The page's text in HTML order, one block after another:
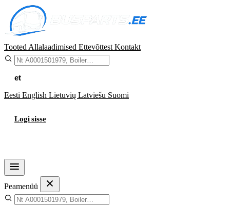
Tooted Allalaadimised Ettevõttest Kontakt
et
Eesti English Lietuvių Latviešu Suomi
Logi sisse
Peamenüü